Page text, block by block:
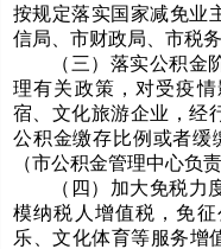
按规定落实国家减免业
信局、市财政局、市税
（三）落实公积金
理有关政策，对受疫
宿、文化旅游企业，经
公积金缴存比例或者缓
（市公积金管理中心负责
（四）加大免税
模纳税人增值税，免
乐、文化体育等服务增